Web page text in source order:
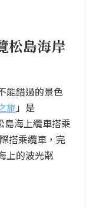
松島海岸
能錯過的景色
旅 」是
海上纜車搭乘
搭乘纜車，完
上的波光粼